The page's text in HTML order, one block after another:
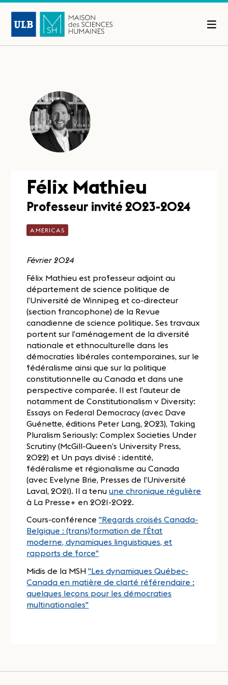
Félix Mathieu
Professeur invité 2023-2024
AMERICAS
Février 2024
Félix Mathieu est professeur adjoint au
département de science politique de
l’Université de Winnipeg et co-directeur
(section francophone) de la Revue
canadienne de science politique. Ses travaux
portent sur l’aménagement de la diversité
nationale et ethnoculturelle dans les
démocraties libérales contemporaines, sur le
fédéralisme ainsi que sur la politique
constitutionnelle au Canada et dans une
perspective comparée. Il est l’auteur de
notamment de Constitutionalism v Diversity:
Essays on Federal Democracy (avec Dave
Guénette, éditions Peter Lang, 2023), Taking
Pluralism Seriously: Complex Societies Under
Scrutiny (McGill-Queen’s University Press,
2022) et Un pays divisé : identité,
fédéralisme et régionalisme au Canada
(avec Evelyne Brie, Presses de l’Université
Laval, 2021). Il a tenuune chronique régulière
à La Presse+ en 2021-2022.
Cours-conférence"Regards croisés Canada-
Belgique : (trans)formation de l'État
moderne, dynamiques linguistiques, et
rapports de force"
Midis de la MSH"Les dynamiques Québec-
Canada en matière de clarté référendaire :
quelques leçons pour les démocraties
multinationales"